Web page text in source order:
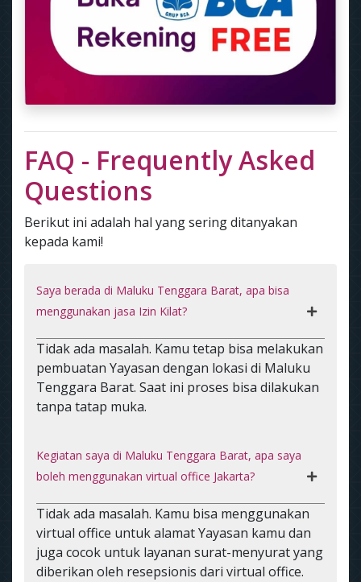
FAQ - Frequently Asked
Questions
Berikut ini adalah hal yang sering ditanyakan
kepada kami!
Saya berada di Maluku Tenggara Barat, apa bisa
menggunakan jasa Izin Kilat?
Tidak ada masalah. Kamu tetap bisa melakukan
pembuatan Yayasan dengan lokasi di Maluku
Tenggara Barat. Saat ini proses bisa dilakukan
tanpa tatap muka.
Kegiatan saya di Maluku Tenggara Barat, apa saya
boleh menggunakan virtual office Jakarta?
Tidak ada masalah. Kamu bisa menggunakan
virtual office untuk alamat Yayasan kamu dan
juga cocok untuk layanan surat-menyurat yang
diberikan oleh resepsionis dari virtual office.